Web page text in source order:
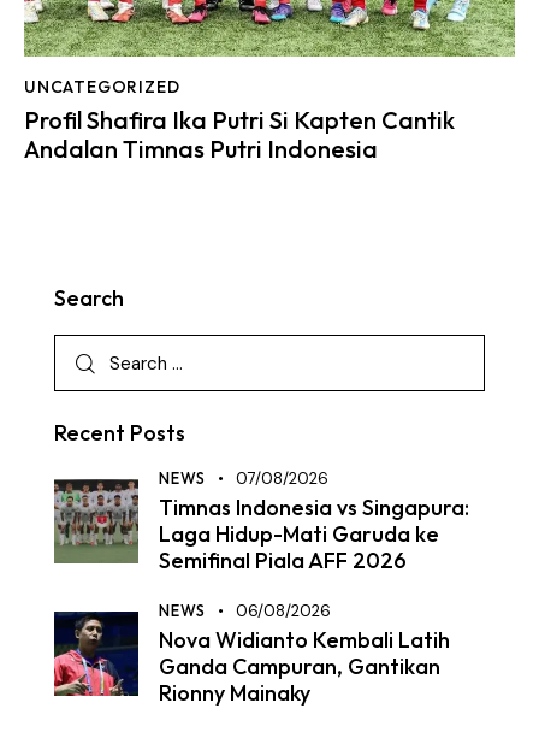
UNCATEGORIZED
Profil Shafira Ika Putri Si Kapten Cantik
Andalan Timnas Putri Indonesia
Search
Recent Posts
NEWS 07/08/2026
Timnas Indonesia vs Singapura:
Laga Hidup-Mati Garuda ke
Semifinal Piala AFF 2026
NEWS 06/08/2026
Nova Widianto Kembali Latih
Ganda Campuran, Gantikan
Rionny Mainaky